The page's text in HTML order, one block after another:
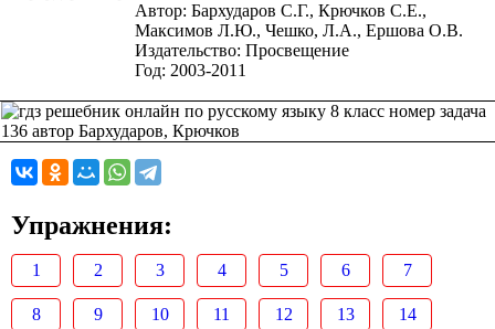
Автор: Бархударов С.Г., Крючков С.Е.,
Максимов Л.Ю., Чешко, Л.А., Ершова О.В.
Издательство: Просвещение
Год: 2003-2011
Упражнения:
1 2 3 4 5 6 7
8 9 10 11 12 13 14